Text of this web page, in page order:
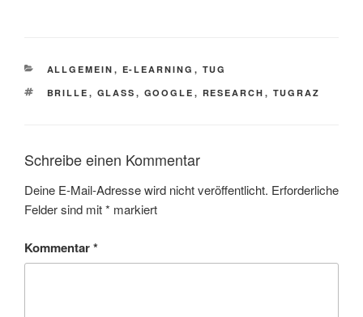
KATEGORIEN
ALLGEMEIN , E-LEARNING , TUG
SCHLAGWÖRTER
BRILLE , GLASS , GOOGLE , RESEARCH , TUGRAZ
Schreibe einen Kommentar
Deine E-Mail-Adresse wird nicht veröffentlicht. Erforderliche
Felder sind mit* markiert
Kommentar*